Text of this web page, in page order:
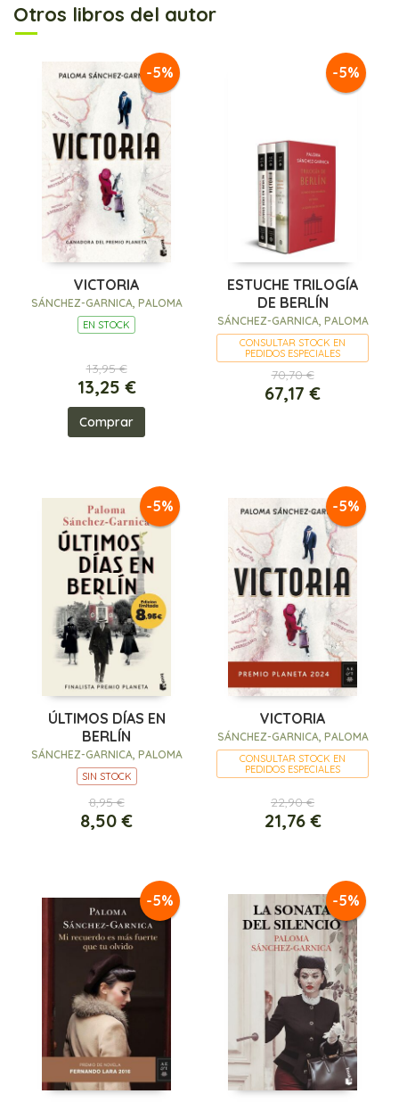
Otros libros del autor
-5%
VICTORIA
SÁNCHEZ-GARNICA, PALOMA
EN STOCK
13,95 €
13,25 €
Comprar
-5%
ESTUCHE TRILOGÍA
DE BERLÍN
SÁNCHEZ-GARNICA, PALOMA
CONSULTAR STOCK EN
PEDIDOS ESPECIALES
70,70 €
67,17 €
-5%
ÚLTIMOS DÍAS EN
BERLÍN
SÁNCHEZ-GARNICA, PALOMA
SIN STOCK
8,95 €
8,50 €
-5%
VICTORIA
SÁNCHEZ-GARNICA, PALOMA
CONSULTAR STOCK EN
PEDIDOS ESPECIALES
22,90 €
21,76 €
-5% -5%